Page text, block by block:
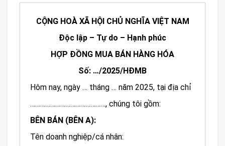
CỘNG HOÀ XÃ HỘI CHỦ NGHĨA VIỆT NAM
Độc lập – Tự do – Hạnh phúc
HỢP ĐỒNG MUA BÁN HÀNG HÓA
Số: …/2025/HĐMB
Hôm nay, ngày … tháng … năm 2025, tại địa chỉ
………………………………………, chúng tôi gồm:
BÊN BÁN (BÊN A):
Tên doanh nghiệp/cá nhân: